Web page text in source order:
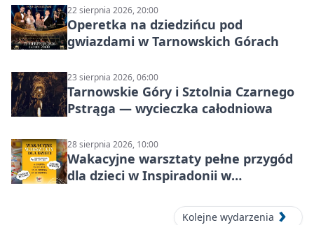
22 sierpnia 2026, 20:00
Operetka na dziedzińcu pod
gwiazdami w Tarnowskich Górach
23 sierpnia 2026, 06:00
Tarnowskie Góry i Sztolnia Czarnego
Pstrąga — wycieczka całodniowa
28 sierpnia 2026, 10:00
Wakacyjne warsztaty pełne przygód
dla dzieci w Inspiradonii w
Kolejne wydarzenia